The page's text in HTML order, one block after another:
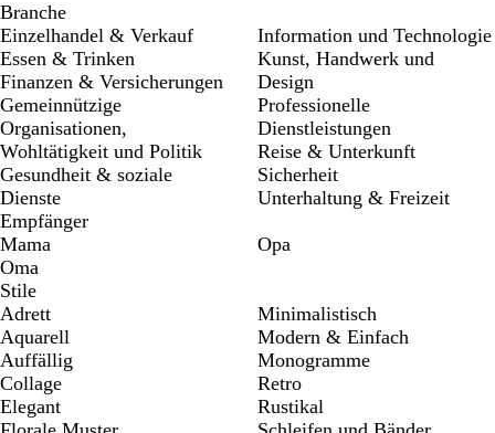
Branche
Einzelhandel & Verkauf
Essen & Trinken
Finanzen & Versicherungen
Gemeinnützige
Organisationen,
Wohltätigkeit und Politik
Gesundheit & soziale
Dienste
Information und Technologie
Kunst, Handwerk und
Design
Professionelle
Dienstleistungen
Reise & Unterkunft
Sicherheit
Unterhaltung & Freizeit
Empfänger
Mama
Oma
Opa
Stile
Adrett
Aquarell
Auffällig
Collage
Elegant
Minimalistisch
Modern & Einfach
Monogramme
Retro
Rustikal